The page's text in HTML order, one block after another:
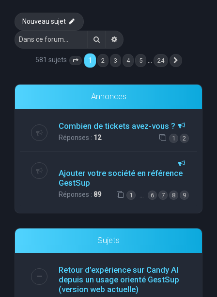
Nouveau sujet
RechercherRecherche avancée
581 sujets Page 1 sur 24
1 2 3 4 5 24
Annonces
Combien de tickets avez-vous ?
Réponses : 12 1 2
Ajouter votre société en référence
GestSup
Réponses : 89 1 6 7 8 9
Sujets
Retour d’expérience sur Candy AI
depuis un usage orienté GestSup
(version web actuelle)